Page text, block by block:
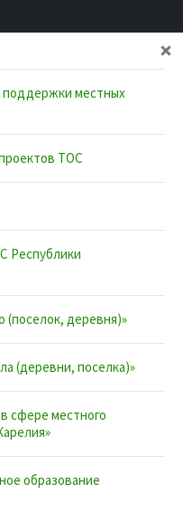
в
поддержки местных
ТОС
Республики
(поселок, деревня)»
(деревни, поселка)»
сфере местного
образование